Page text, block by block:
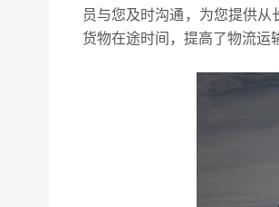
员与您及时沟通，为您提供
货物在途时间，提高了物流运